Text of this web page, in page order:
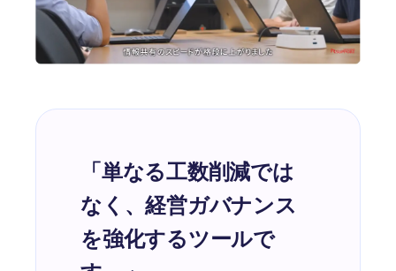
「単なる工数削減では
なく、経営ガバナンス
を強化するツールで